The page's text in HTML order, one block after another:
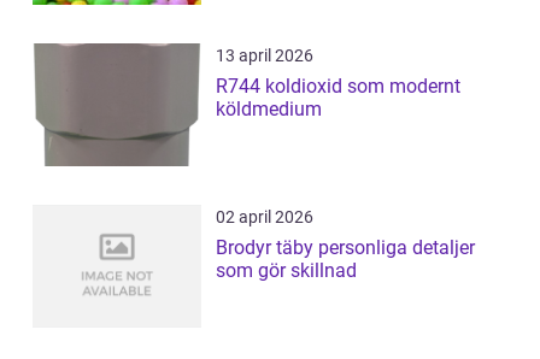
13 april 2026
R744 koldioxid som modernt
köldmedium
02 april 2026
Brodyr täby personliga detaljer
som gör skillnad